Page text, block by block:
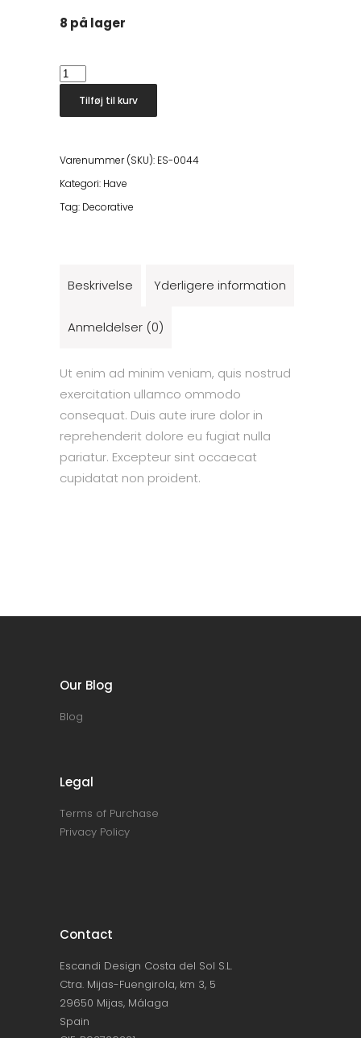
8 på lager
Wooden
Egg
Chair
Tilføj til kurv
Varenummer (SKU): ES-0044
Kategori: Have
Tag: Decorative
Beskrivelse Yderligere information
Anmeldelser (0)
Ut enim ad minim veniam, quis nostrud
exercitation ullamco ommodo
consequat. Duis aute irure dolor in
reprehenderit dolore eu fugiat nulla
pariatur. Excepteur sint occaecat
cupidatat non proident.
Our Blog
Blog
Legal
Terms of Purchase
Privacy Policy
Contact
Escandi Design Costa del Sol S.L.
Ctra. Mijas-Fuengirola, km 3, 5
29650 Mijas, Málaga
Spain